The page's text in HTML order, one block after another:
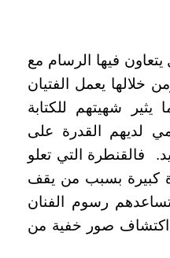
فيها الرسام مع
خلالها يعمل الفتيان
شهيتهم للكتابة
لديهم القدرة على
فالقنطرة التي تعلو
كبيرة بسبب من يقف
رسوم الفنان
اكتشاف صور خفية من